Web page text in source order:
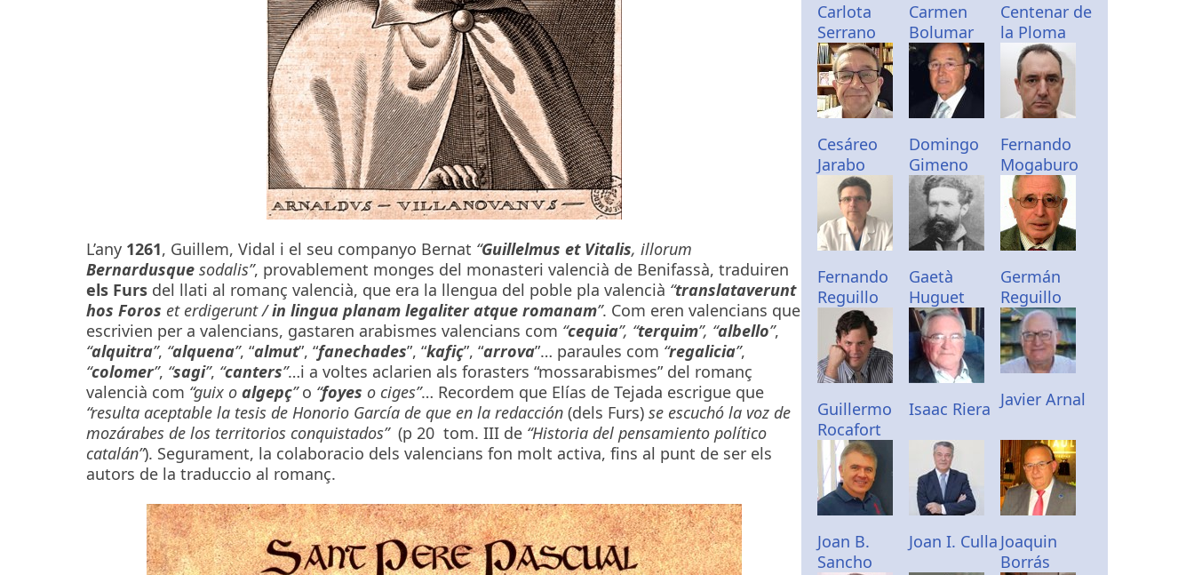
L’any 1261, Guillem, Vidal i el seu companyo Bernat “Guillelmus et Vitalis, illorum
Bernardusque sodalis”, provablement monges del monasteri valencià de Benifassà, traduiren
els Furs del llati al romanç valencià, que era la llengua del poble pla valencià “translataverunt
hos Foros et erdigerunt /in lingua planam legaliter atque romanam”. Com eren valencians que
escrivien per a valencians, gastaren arabismes valencians com “cequia”, “terquim”, “albello”,
“alquitra”, “alquena”, “almut”, “fanechades”, “kafiç”, “arrova”… paraules com “regalicia”,
“colomer”, “sagi”, “canters”…i a voltes aclarien als forasters “mossarabismes” del romanç
valencià com “guix o algepç”o “foyes o ciges”… Recordem que Elías de Tejada escrigue que
“resulta aceptable la tesis de Honorio García de que en la redacción (dels Furs) se escuchó la voz de
mozárabes de los territorios conquistados”(p 20 tom. III de “Historia del pensamiento político
catalán”). Segurament, la colaboracio dels valencians fon molt activa, fins al punt de ser els
autors de la traduccio al romanç.
Carlota
Serrano
Carmen
Bolumar
Centenar de
la Ploma
Cesáreo
Jarabo
Domingo
Gimeno
Fernando
Mogaburo
Fernando
Reguillo
Gaetà
Huguet
Germán
Reguillo
Guillermo
Rocafort
Isaac Riera Javier Arnal
Joan B.
Sancho
Joan I. Culla Joaquin
Borrás